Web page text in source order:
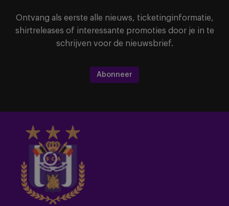
Ontvang als eerste alle nieuws, ticketinginformatie,
shirtreleases of interessante promoties door je in te
schrijven voor de nieuwsbrief.
Abonneer